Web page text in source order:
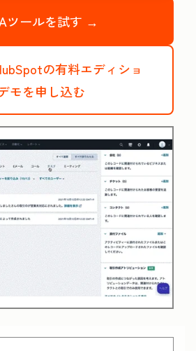
ツールを試す →
の有料エディショ
モを申し込む